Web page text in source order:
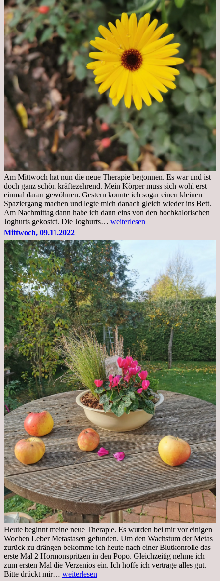
Am Mittwoch hat nun die neue Therapie begonnen. Es war und ist
doch ganz schön kräftezehrend. Mein Körper muss sich wohl erst
einmal daran gewöhnen. Gestern konnte ich sogar einen kleinen
Spaziergang machen und legte mich danach gleich wieder ins Bett.
Am Nachmittag dann habe ich dann eins von den hochkalorischen
Joghurts gekostet. Die Joghurts… Freitag,
Therapie
Beginn
gut
überstanden
weiterlesen
Mittwoch, 09.11.2022
Heute beginnt meine neue Therapie. Es wurden bei mir vor einigen
Wochen Leber Metastasen gefunden. Um den Wachstum der Metas
zurück zu drängen bekomme ich heute nach einer Blutkonrolle das
erste Mal 2 Hormonspritzen in den Popo. Gleichzeitig nehme ich
zum ersten Mal die Verzenios ein. Ich hoffe ich vertrage alles gut.
Bitte drückt mir… Mittwoch,
weiterlesen